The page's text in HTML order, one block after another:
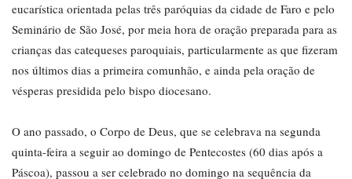
eucarística orientada pelas três paróquias da cidade de Faro e pelo
Seminário de São José, por meia hora de oração preparada para as
crianças das catequeses paroquiais, particularmente as que fizeram
nos últimos dias a primeira comunhão, e ainda pela oração de
vésperas presidida pelo bispo diocesano.
O ano passado, o Corpo de Deus, que se celebrava na segunda
quinta-feira a seguir ao domingo de Pentecostes (60 dias após a
Páscoa), passou a ser celebrado no domingo na sequência da